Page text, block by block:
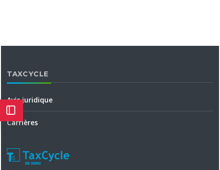
TAXCYCLE
Avis juridique
Carrières